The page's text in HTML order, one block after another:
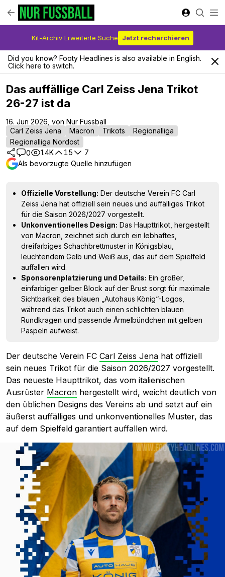
Kit-Archiv Erweiterte Suche Jetzt recherchieren
Did you know? Footy Headlines is also available in English.
Click here to switch.
Das auffällige Carl Zeiss Jena Trikot
26-27 ist da
16. Jun 2026, von Nur Fussball
Carl Zeiss Jena
Macron Trikots
Regionalliga
Regionalliga Nordost
0
1.4K 15
7
Als bevorzugte Quelle hinzufügen
Offizielle Vorstellung: Der deutsche Verein FC Carl
Zeiss Jena hat offiziell sein neues und auffälliges Trikot
für die Saison 2026/2027 vorgestellt.
Unkonventionelles Design: Das Haupttrikot, hergestellt
von Macron, zeichnet sich durch ein lebhaftes,
dreifarbiges Schachbrettmuster in Königsblau,
leuchtendem Gelb und Weiß aus, das auf dem Spielfeld
auffallen wird.
Sponsorenplatzierung und Details: Ein großer,
einfarbiger gelber Block auf der Brust sorgt für maximale
Sichtbarkeit des blauen „Autohaus König“-Logos,
während das Trikot auch einen schlichten blauen
Rundkragen und passende Ärmelbündchen mit gelben
Paspeln aufweist.
Der deutsche Verein FC Carl Zeiss Jena hat offiziell
sein neues Trikot für die Saison 2026/2027 vorgestellt.
Das neueste Haupttrikot, das vom italienischen
Ausrüster Macron hergestellt wird, weicht deutlich von
den üblichen Designs des Vereins ab und setzt auf ein
äußerst auffälliges und unkonventionelles Muster, das
auf dem Spielfeld garantiert auffallen wird.